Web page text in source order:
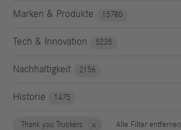
Marken & Produkte 15780
Tech & Innovation 5235
Nachhaltigkeit 2156
Historie 1475
Thank you Truckers Alle Filter entfernen